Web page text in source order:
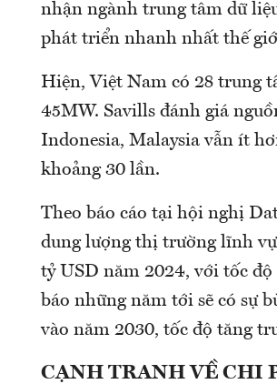
nhận ngành trung tâm dữ
phát triển nhanh nhất thế
Hiện, Việt Nam có 28 trung
45MW. Savills đánh giá
Indonesia, Malaysia vẫn ít
khoảng 30 lần.
Theo báo cáo tại hội nghị
dung lượng thị trường lĩnh
tỷ USD năm 2024, với tốc
báo những năm tới sẽ có sự
vào năm 2030, tốc độ tăng
CẠNH TRANH VỀ CHI